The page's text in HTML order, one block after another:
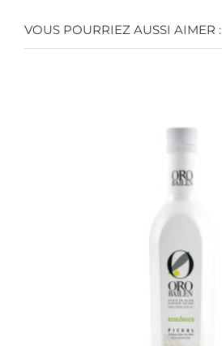
VOUS POURRIEZ AUSSI AIMER :